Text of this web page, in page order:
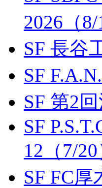
2026（8/
SF 長谷
SF
SF 第2
SF
12（7/20
SF FC